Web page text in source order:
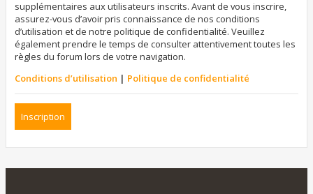
supplémentaires aux utilisateurs inscrits. Avant de vous inscrire,
assurez-vous d’avoir pris connaissance de nos conditions
d’utilisation et de notre politique de confidentialité. Veuillez
également prendre le temps de consulter attentivement toutes les
règles du forum lors de votre navigation.
Conditions d’utilisation | Politique de confidentialité
Inscription